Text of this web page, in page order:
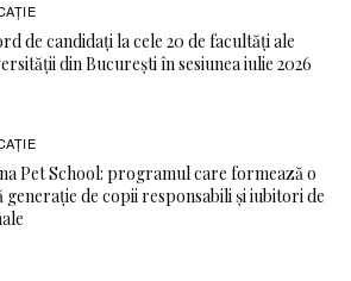
de candidați la cele 20 de facultăți ale
din București în sesiunea iulie 2026
Pet School: programul care formează o
generație de copii responsabili și iubitori de